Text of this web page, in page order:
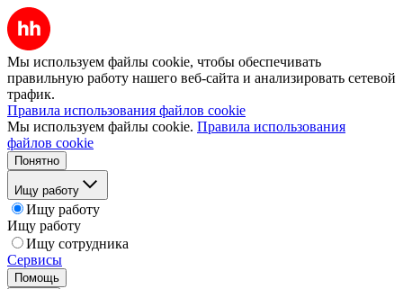
Мы используем файлы cookie, чтобы обеспечивать
правильную работу нашего веб-сайта и анализировать сетевой
трафик.
Правила использования файлов cookie
Мы используем файлы cookie. Правила использования
файлов cookie
Понятно
Ищу работу
Ищу работу
Ищу работу
Ищу сотрудника
Сервисы
Помощь